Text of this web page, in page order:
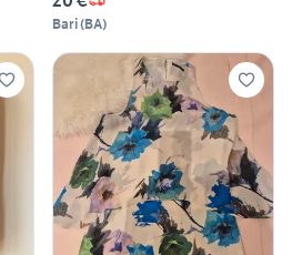
Bari(BA)